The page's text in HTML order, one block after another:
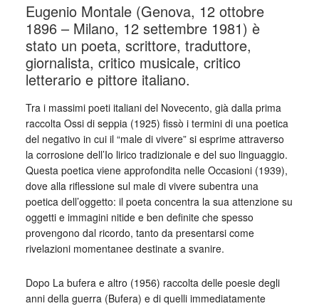
Eugenio Montale (Genova, 12 ottobre
1896 – Milano, 12 settembre 1981) è
stato un poeta, scrittore, traduttore,
giornalista, critico musicale, critico
letterario e pittore italiano.
Tra i massimi poeti italiani del Novecento, già dalla prima
raccolta Ossi di seppia (1925) fissò i termini di una poetica
del negativo in cui il “male di vivere” si esprime attraverso
la corrosione dell’Io lirico tradizionale e del suo linguaggio.
Questa poetica viene approfondita nelle Occasioni (1939),
dove alla riflessione sul male di vivere subentra una
poetica dell’oggetto: il poeta concentra la sua attenzione su
oggetti e immagini nitide e ben definite che spesso
provengono dal ricordo, tanto da presentarsi come
rivelazioni momentanee destinate a svanire.
Dopo La bufera e altro (1956) raccolta delle poesie degli
anni della guerra (Bufera) e di quelli immediatamente